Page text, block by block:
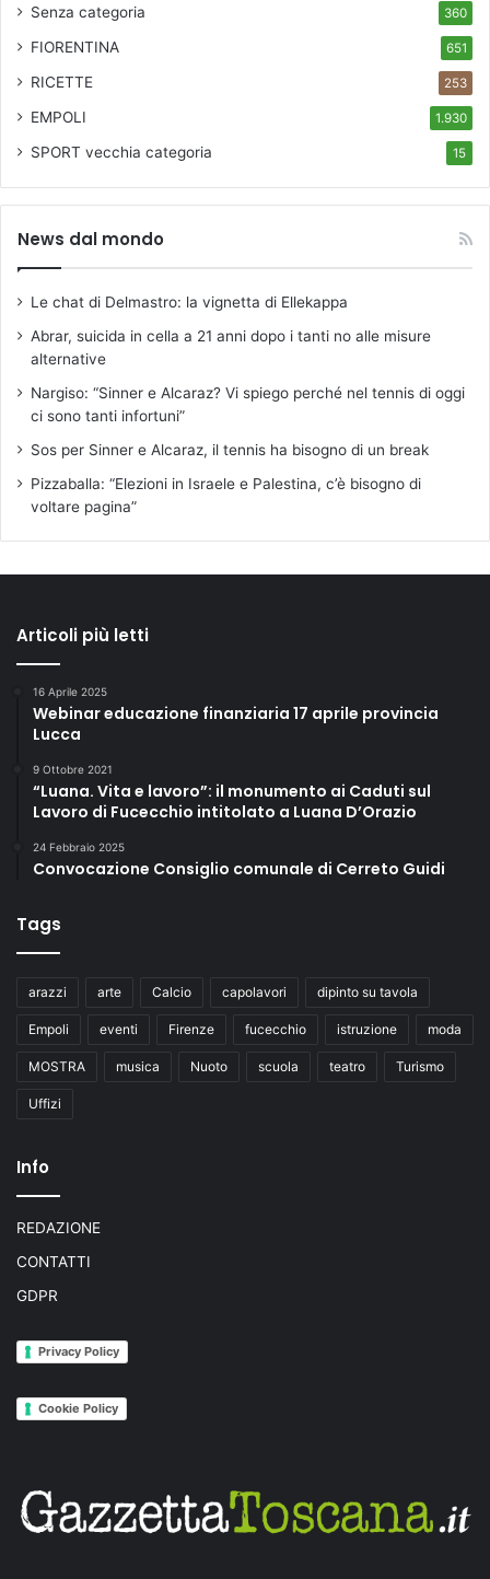
Senza categoria 360
FIORENTINA 651
RICETTE 253
EMPOLI 1.930
SPORT vecchia categoria 15
News dal mondo
Le chat di Delmastro: la vignetta di Ellekappa
Abrar, suicida in cella a 21 anni dopo i tanti no alle misure
alternative
Nargiso: “Sinner e Alcaraz? Vi spiego perché nel tennis di oggi
ci sono tanti infortuni”
Sos per Sinner e Alcaraz, il tennis ha bisogno di un break
Pizzaballa: “Elezioni in Israele e Palestina, c’è bisogno di
voltare pagina”
Articoli più letti
16 Aprile 2025
Webinar educazione finanziaria 17 aprile provincia
Lucca
9 Ottobre 2021
“Luana. Vita e lavoro”: il monumento ai Caduti sul
Lavoro di Fucecchio intitolato a Luana D’Orazio
24 Febbraio 2025
Convocazione Consiglio comunale di Cerreto Guidi
Tags
arazzi arte Calcio capolavori dipinto su tavola
Empoli eventi Firenze fucecchio istruzione moda
MOSTRA musica Nuoto scuola teatro Turismo
Uffizi
Info
REDAZIONE
CONTATTI
GDPR
Privacy Policy
Cookie Policy